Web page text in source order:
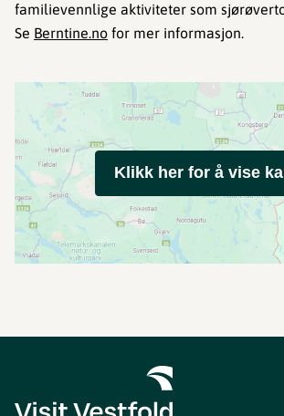
familievennlige aktiviteter som
Se Berntine.no for mer informasjon.
Klikk her for å vise